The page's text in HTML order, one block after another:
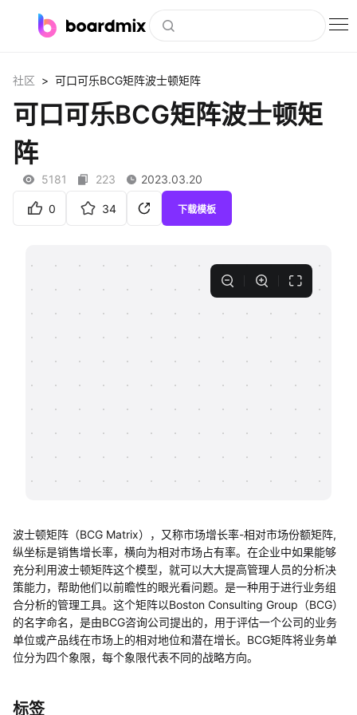
社区资源
企业服务
支持
帮助中心
社区 > 可口可乐BCG矩阵波士顿矩阵
可口可乐BCG矩阵波士顿矩
阵
5181 223 2023.03.20
0 34 下载模板
波士顿矩阵（BCG Matrix），又称市场增长率-相对市场份额矩阵,
纵坐标是销售增长率，横向为相对市场占有率。在企业中如果能够
充分利用波士顿矩阵这个模型，就可以大大提高管理人员的分析决
策能力，帮助他们以前瞻性的眼光看问题。是一种用于进行业务组
合分析的管理工具。这个矩阵以Boston Consulting Group（BCG）
的名字命名，是由BCG咨询公司提出的，用于评估一个公司的业务
单位或产品线在市场上的相对地位和潜在增长。BCG矩阵将业务单
位分为四个象限，每个象限代表不同的战略方向。
标签